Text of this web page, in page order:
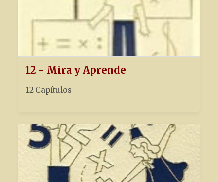
12 - Mira y Aprende
12 Capítulos